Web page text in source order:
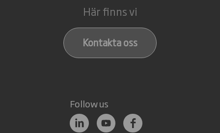
Här finns vi
Kontakta oss
Follow us